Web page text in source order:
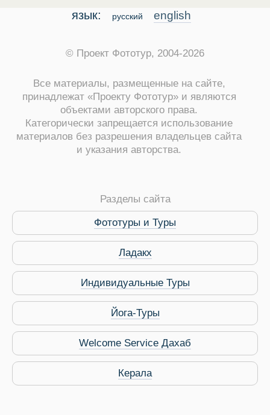
язык: русский english
© Проект Фототур, 2004-2026
Все материалы, размещенные на сайте,
принадлежат «Проекту Фототур» и являются
объектами авторского права.
Категорически запрещается использование
материалов без разрешения владельцев сайта
и указания авторства.
Разделы сайта
Фототуры и Туры
Ладакх
Индивидуальные Туры
Йога-Туры
Welcome Service Дахаб
Керала